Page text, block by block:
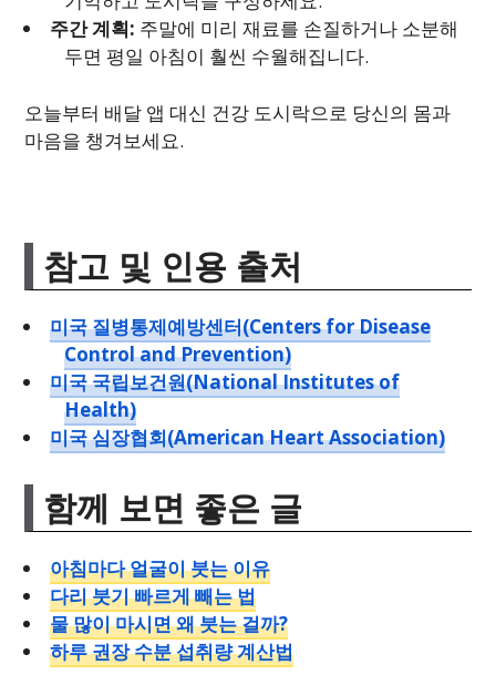
주간 계획: 주말에 미리 재료를 손질하거나 소분해
두면 평일 아침이 훨씬 수월해집니다.
오늘부터 배달 앱 대신 건강 도시락으로 당신의 몸과
마음을 챙겨보세요.
참고 및 인용 출처
미국 질병통제예방센터(Centers for Disease
Control and Prevention)
미국 국립보건원(National Institutes of
Health)
미국 심장협회(American Heart Association)
함께 보면 좋은 글
아침마다 얼굴이 붓는 이유
다리 붓기 빠르게 빼는 법
물 많이 마시면 왜 붓는 걸까?
하루 권장 수분 섭취량 계산법